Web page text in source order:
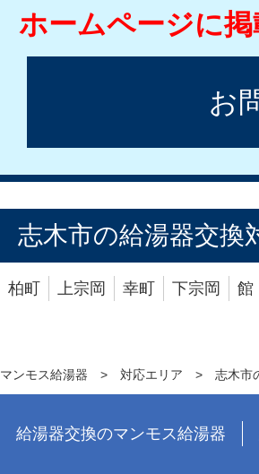
ホームページに
お
志木市の給湯器交換
柏町 上宗岡 幸町 下宗岡 館
マンモス給湯器 > 対応エリア > 志木市
給湯器交換のマンモス給湯器